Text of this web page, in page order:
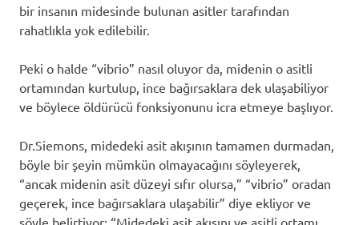
bir insanın midesinde bulunan asitler tarafından
rahatlıkla yok edilebilir.
Peki o halde “vibrio” nasıl oluyor da, midenin o asitli
ortamından kurtulup, ince bağırsaklara dek ulaşabiliyor
ve böylece öldürücü fonksiyonunu icra etmeye başlıyor.
Dr.Siemons, midedeki asit akışının tamamen durmadan,
böyle bir şeyin mümkün olmayacağını söyleyerek,
“ancak midenin asit düzeyi sıfır olursa,” “vibrio” oradan
geçerek, ince bağırsaklara ulaşabilir” diye ekliyor ve
şöyle belirtiyor: “Midedeki asit akışını ve asitli ortamı